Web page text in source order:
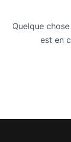
Quelque
est en